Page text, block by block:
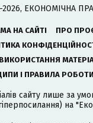
2026, ЕКОНОМІЧНА
НА САЙТІ
ПРО
І ПРАВИЛА
сайту лише за
на